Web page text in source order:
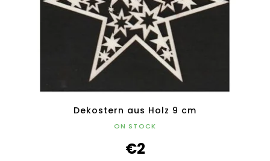
Dekostern aus Holz 9 cm
ON STOCK
€2